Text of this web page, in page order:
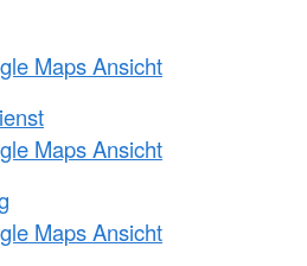
Maps Ansicht
Maps Ansicht
Maps Ansicht